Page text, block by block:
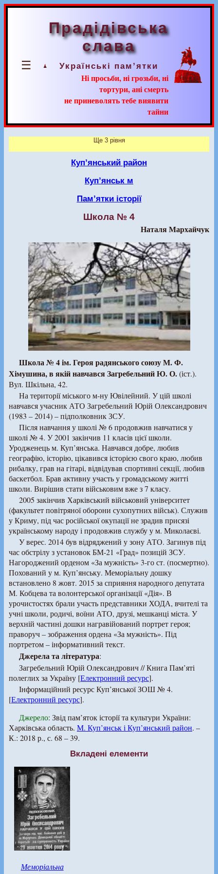
☰
Прадідівська
слава
Українські пам’ятки
Ні просьби, ні грозьби, ні
тортури, ані смерть
не приневолять тебе виявити
тайни
Ще 3 рівня
Куп’янський район
Куп’янськ м
Пам’ятки історії
Школа № 4
Наталя Мархайчук
Школа № 4 ім. Героя радянського союзу М. Ф.
Хімушина, в якій навчався Загребельний Ю. О.(іст.).
Вул. Шкільна, 42.
На території міського м-ну Ювілейний. У цій школі
навчався учасник АТО Загребельний Юрій Олександрович
(1983 – 2014) – підполковник ЗСУ.
Після навчання у школі № 6 продовжив навчатися у
школі № 4. У 2001 закінчив 11 класів цієї школи.
Уродженець м. Куп’янська. Навчався добре, любив
географію, історію, цікавився історією свого краю, любив
рибалку, грав на гітарі, відвідував спортивні секції, любив
баскетбол. Брав активну участь у громадському житті
школи. Вирішив стати військовим вже з 7 класу.
2005 закінчив Харківський військовий університет
(факультет повітряної оборони сухопутних військ). Служив
у Криму, під час російської окупації не зрадив присязі
українському народу і продовжив службу у м. Миколаєві.
У верес. 2014 був відряджений у зону АТО. Загинув під
час обстрілу з установок БМ-21 «Град» позицій ЗСУ.
Нагороджений орденом «За мужність» 3-го ст. (посмертно).
Похований у м. Куп’янську. Меморіальну дошку
встановлено 8 жовт. 2015 за сприяння народного депутата
М. Кобцева та волонтерської організації «Дія». В
урочистостях брали участь представники ХОДА, вчителі та
учні школи, родичі, воїни АТО, друзі, мешканці міста. У
верхній частині дошки награвійований портрет героя;
праворуч – зображення ордена «За мужність». Під
портретом – інформативний текст.
Джерела та література:
Загребельний Юрій Олександрович // Книга Пам’яті
полеглих за Україну [Електронний ресурс].
Інформаційний ресурс Куп’янської ЗОШ № 4.
[Електронний ресурс].
Джерело: Звід пам’яток історії та культури України:
Харківська область. М. Куп’янськ і Куп’янський район. –
К.: 2018 р., с. 68 – 39.
Вкладені елементи
Меморіальна